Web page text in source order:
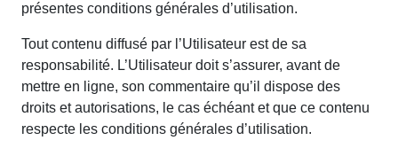
présentes conditions générales d’utilisation.
Tout contenu diffusé par l’Utilisateur est de sa
responsabilité. L’Utilisateur doit s’assurer, avant de
mettre en ligne, son commentaire qu’il dispose des
droits et autorisations, le cas échéant et que ce contenu
respecte les conditions générales d’utilisation.